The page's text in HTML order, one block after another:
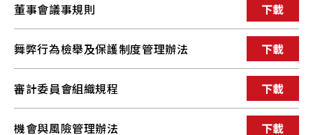
董事會議事規則 下載
舞弊行為檢舉及保護制度管理辦法 下載
審計委員會組織規程 下載
機會與風險管理辦法 下載